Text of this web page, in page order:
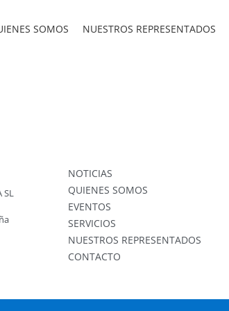
SOMOS NUESTROS REPRESENTADOS
SL
NOTICIAS
QUIENES SOMOS
EVENTOS
SERVICIOS
NUESTROS REPRESENTADOS
CONTACTO